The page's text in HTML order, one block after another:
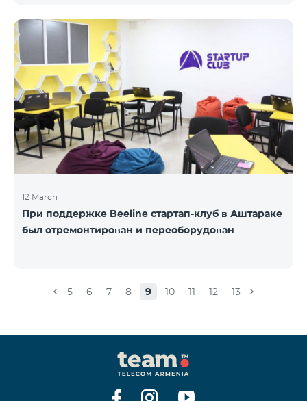
12 March
При поддержке Beeline стартап-клуб в Аштараке
был отремонтирован и переоборудован
5 6 7 8 9 10 11 12 13